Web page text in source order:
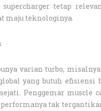
tetap
maju teknologinya.
varian turbo,
yang butuh efisiensi
Penggemar
performanya tak